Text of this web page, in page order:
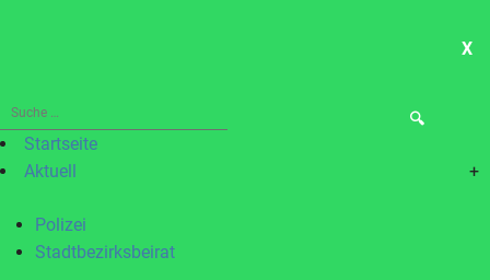
X
Suche
nach:Startseite
Aktuell
+
Polizei
Stadtbezirksbeirat